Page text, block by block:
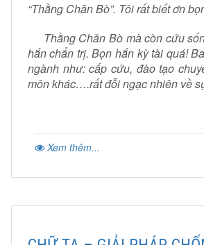
“Thằng Chăn Bò”. Tôi rất biết ơn
Thằng Chăn Bò mà còn cứu
hắn chẩn trị. Bọn hắn kỳ tài quá!
ngành như: cấp cứu, đào tạo
môn khác….rất đỗi ngạc nhiên về
Xem thêm...